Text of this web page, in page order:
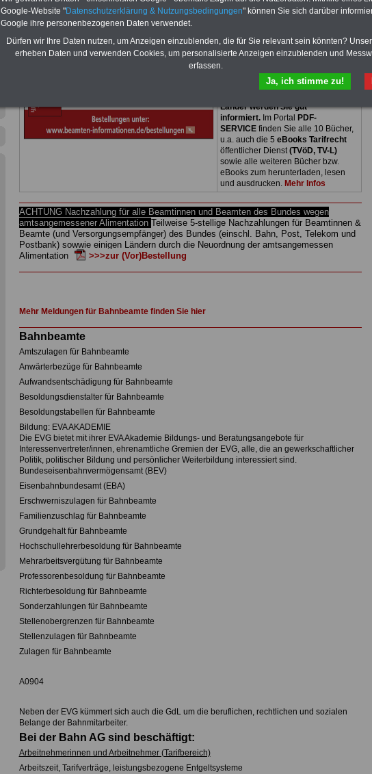
2026
Euro
bleiben Sie in den wichtigsten
Fragen zum Öffentlichen Dienst und
dem Beamten-recht auf dem
Laufenden, u.a.beamten-
informatio-nen.de. Auch zum
Länder werden Sie gut
informiert. Im Portal PDF-
SERVICEfinden Sie alle 10 Bücher,
u.a. auch die 5 eBooks Tarifrecht
öffentlicher Dienst(TVöD, TV-L)
sowie alle weiteren Bücher bzw.
eBooks zum herunterladen, lesen
und ausdrucken. Mehr Infos
ACHTUNG Nachzahlung für alle Beamtinnen und Beamten des Bundes wegen
amtsangemessener Alimentation Teilweise 5-stellige Nachzahlungen für Beamtinnen &
Beamte (und Versorgungsempfänger) des Bundes (einschl. Bahn, Post, Telekom und
Postbank) sowwie einigen Ländern durch die Neuordnung der amtsangemessen
Alimentation
>>>zur (Vor)Bestellung
Mehr Meldungen für Bahnbeamte finden Sie hier
Bahnbeamte
Amtszulagen für Bahnbeamte
Anwärterbezüge für Bahnbeamte
Aufwandsentschädigung für Bahnbeamte
Besoldungsdienstalter für Bahnbeamte
Besoldungstabellen für Bahnbeamte
Bildung: EVA AKADEMIE
Die EVG bietet mit ihrer EVA Akademie Bildungs- und Beratungsangebote für
Interessenvertreter/innen, ehrenamtliche Gremien der EVG, alle, die an gewerkschaftlicher
Politik, politischer Bildung und persönlicher Weiterbildung interessiert sind.
Bundeseisenbahnvermögensamt (BEV)
Eisenbahnbundesamt (EBA)
Erschwerniszulagen für Bahnbeamte
Familienzuschlag für Bahnbeamte
Grundgehalt für Bahnbeamte
Hochschullehrerbesoldung für Bahnbeamte
Mehrarbeitsvergütung für Bahnbeamte
Professorenbesoldung für Bahnbeamte
Richterbesoldung für Bahnbeamte
Sonderzahlungen für Bahnbeamte
Stellenobergrenzen für Bahnbeamte
Stellenzulagen für Bahnbeamte
Zulagen für Bahnbeamte
A0904
Neben der EVG kümmert sich auch die GdL um die beruflichen, rechtlichen und sozialen
Belange der Bahnmitarbeiter.
Bei der Bahn AG sind beschäftigt:
Arbeitnehmerinnen und Arbeitnehmer (Tarifbereich)
Arbeitszeit, Tarifverträge, leistungsbezogene Entgeltsysteme
Google-Website "Datenschutzerklärung & Nutzungsbedingungen" können Sie sich darüber
Google ihre personenbezogenen Daten verwendet.
Dürfen wir Ihre Daten nutzen, um Anzeigen einzublenden, die für Sie relevant sein könnten?
erheben Daten und verwenden Cookies, um personalisierte Anzeigen einzublenden und
erfassen.
Ja, ich stimme zu!